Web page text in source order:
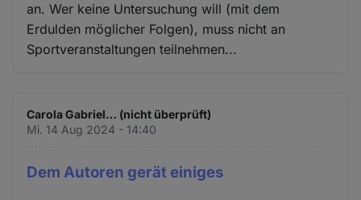
an. Wer keine Untersuchung will (mit dem
Erdulden möglicher Folgen), muss nicht an
Sportveranstaltungen teilnehmen...
Carola Gabriel… (nicht überprüft)
Mi. 14 Aug 2024 - 14:40
Dem Autoren gerät einiges